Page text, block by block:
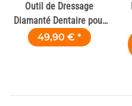
Outil de Dressage
Diamanté Dentaire pour
Polissoirs en Caoutchouc
et Silicone
49,90 € *